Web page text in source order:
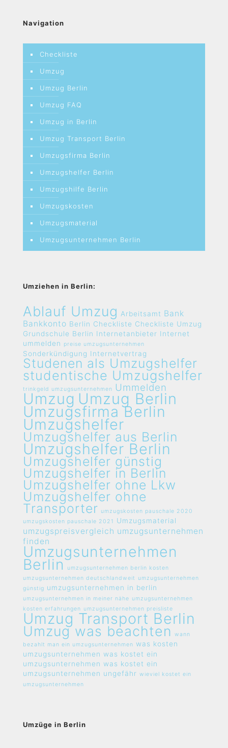
Navigation
Checkliste
Umzug
Umzug Berlin
Umzug FAQ
Umzug in Berlin
Umzug Transport Berlin
Umzugsfirma Berlin
Umzugshelfer Berlin
Umzugshilfe Berlin
Umzugskosten
Umzugsmaterial
Umzugsunternehmen Berlin
Umziehen in Berlin:
Ablauf Umzug Arbeitsamt Bank
Bankkonto Berlin Checkliste Checkliste Umzug
Grundschule Berlin Internetanbieter Internet
ummelden
preise umzugsunternehmen
Sonderkündigung Internetvertrag
Studenen als Umzugshelfer
studentische Umzugshelfer
trinkgeld umzugsunternehmen Ummelden
Umzug Umzug Berlin
Umzugsfirma Berlin
Umzugshelfer
Umzugshelfer aus Berlin
Umzugshelfer Berlin
Umzugshelfer günstig
Umzugshelfer in Berlin
Umzugshelfer ohne Lkw
Umzugshelfer ohne
Transporter umzugskosten pauschale 2020
umzugskosten pauschale 2021
Umzugsmaterial
umzugspreisvergleich umzugsunternehmen
finden
Umzugsunternehmen
Berlin
umzugsunternehmen berlin kosten
umzugsunternehmen deutschlandweit
umzugsunternehmen
günstig umzugsunternehmen in berlin
umzugsunternehmen in meiner nähe umzugsunternehmen
kosten erfahrungen umzugsunternehmen preisliste
Umzug Transport Berlin
Umzug was beachten
wann
bezahlt man ein umzugsunternehmen was kosten
umzugsunternehmen was kostet ein
umzugsunternehmen was kostet ein
umzugsunternehmen ungefähr wieviel kostet ein
umzugsunternehmen
Umzüge in Berlin